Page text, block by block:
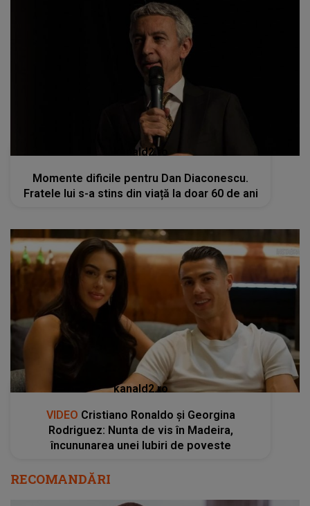
kanald2.ro
Momente dificile pentru Dan Diaconescu.
Fratele lui s-a stins din viață la doar 60 de ani
kanald2.ro
VIDEO Cristiano Ronaldo și Georgina
Rodriguez: Nunta de vis în Madeira,
încununarea unei Iubiri de poveste
RECOMANDĂRI